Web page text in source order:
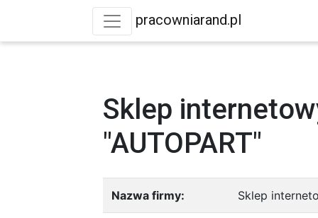
pracowniarand.pl
Sklep
"AUTOPART"
Nazwa firmy: Sklep